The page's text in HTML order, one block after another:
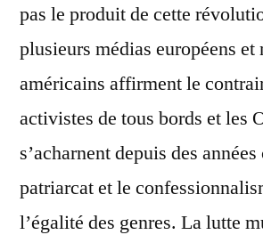
pas le produit de cette
plusieurs médias européens et
américains affirment le
activistes de tous bords et les
s’acharnent depuis des
patriarcat et le
l’égalité des genres. La lutte